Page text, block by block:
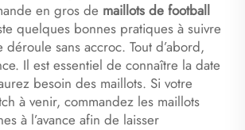
en gros de maillots de football
quelques bonnes pratiques à suivre
sans accroc. Tout d’abord,
Il est essentiel de connaître la date
besoin des maillots. Si votre
à venir, commandez les maillots
à l’avance afin de laisser